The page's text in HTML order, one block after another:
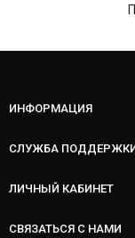
ИНФОРМАЦИЯ
СЛУЖБА
ЛИЧНЫЙ КАБИНЕТ
СВЯЗАТЬСЯ С НАМИ